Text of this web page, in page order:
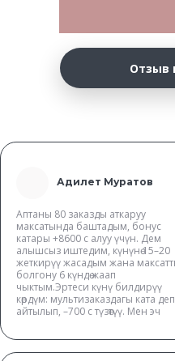
Отзыв
Аптаны 80 заказды аткаруу
максатында баштадым, бонус
катары +8600 с алуу үчүн. Дем
алышсыз иштедим, күнүнө 15–20
жеткирүү жасадым жана
болгону 6 күндө жаап
чыктым.Эртеси күнү билдирүү
көрдүм: мультизаказдагы ката деп
айтылып, –700 с түзөтүү. Мен эч
Адилет Муратов